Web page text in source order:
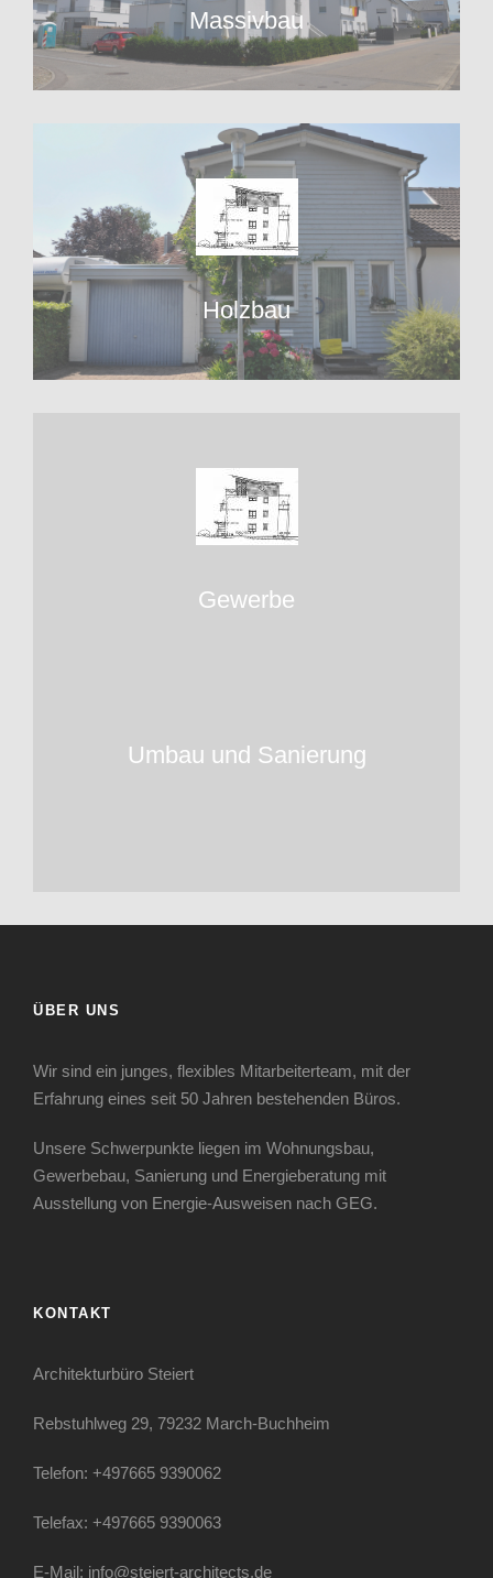
Massivbau
Holzbau
Holzbau
Gewerbe
Umbau und Sanierung
ÜBER UNS
Wir sind ein junges, flexibles Mitarbeiterteam, mit der
Erfahrung eines seit 50 Jahren bestehenden Büros.
Unsere Schwerpunkte liegen im Wohnungsbau,
Gewerbebau, Sanierung und Energieberatung mit
Ausstellung von Energie-Ausweisen nach GEG.
KONTAKT
Architekturbüro Steiert
Rebstuhlweg 29, 79232 March-Buchheim
Telefon: +497665 9390062
Telefax: +497665 9390063
E-Mail: info@steiert-architects.de